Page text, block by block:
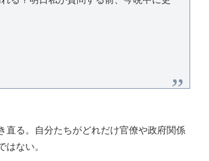
る。自分たちがどれだけ官僚や政府関係
ない。